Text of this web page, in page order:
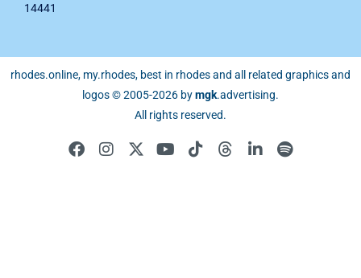
14441
rhodes.online, my.rhodes, best in rhodes and all related graphics and
logos © 2005-2026 bymgk.advertising.
All rights reserved.